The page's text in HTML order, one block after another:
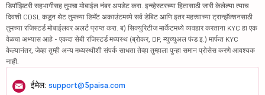
डिपॉझिटरी सहभागीसह तुमचा मोबाईल नंबर अपडेट करा. इन्व्हेस्टरच्या हितासाठी जारी केलेल्या त्याच
दिवशी CDSL कडून थेट तुमच्या डिमॅट अकाउंटमध्ये सर्व डेबिट आणि इतर महत्त्वाच्या ट्रान्झॅक्शनसाठी
तुमच्या रजिस्टर्ड मोबाईलवर अलर्ट प्राप्त करा. ब) सिक्युरिटीज मार्केटमध्ये व्यवहार करताना KYC हा एक
वेळचा अभ्यास आहे - एकदा सेबी रजिस्टर्ड मध्यस्थ (ब्रोकर, DP, म्युच्युअल फंड इ.) मार्फत KYC
केल्यानंतर, जेव्हा तुम्ही अन्य मध्यस्थीशी संपर्क साधता तेव्हा तुम्हाला पुन्हा समान प्रोसेस करणे आवश्यक
नाही.
ईमेल: support@5paisa.com